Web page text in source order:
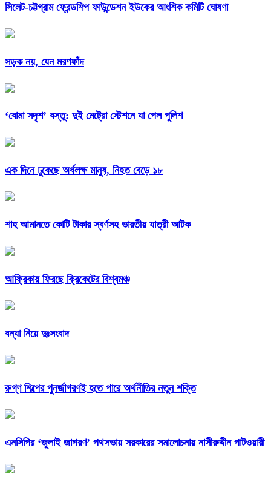
সিলেট-চট্টগ্রাম ফ্রেন্ডশিপ ফাউন্ডেশন ইউকের আংশিক কমিটি ঘোষণা
সড়ক নয়, যেন মরণফাঁদ
‘বোমা সদৃশ’ বস্তু: দুই মেট্রো স্টেশনে যা পেল পুলিশ
এক দিনে ঢুকেছে অর্ধলক্ষ মানুষ, নিহত বেড়ে ১৮
শাহ আমানতে কোটি টাকার স্বর্ণসহ ভারতীয় যাত্রী আটক
আফ্রিকায় ফিরছে ক্রিকেটের বিশ্বমঞ্চ
বন্যা নিয়ে দুঃসংবাদ
রুগ্ণ শিল্পের পুনর্জাগরণই হতে পারে অর্থনীতির নতুন শক্তি
এনসিপির ‘জুলাই জাগরণ’ পথসভায় সরকারের সমালোচনায় নাসীরুদ্দীন পাটওয়ারী